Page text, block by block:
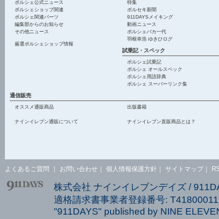
ポルシェ公式ニュース
ポルシェショップ関連
ポルシェ関連パーツ
編集部からのお知らせ
その他ニュース
厳選ポルシェショップ情報
特集
ポルセキ新聞
911DAYSメイキング
動画ニュース
ポルシェバカ一代
羽根幸浩 ゆきひログ
試乗記・スペック
ポルシェ試乗記
ポルシェ オールスペック
ポルシェ用語辞典
ポルシェ スーパーリンク集
通信販売
オススメ通販商品 出版書籍
ナインイレブン通販について ナインイレブン直販商品とは？
よくあるご質問 お問い合わせ 個人情報保護方針 サイトマップ｜
株式会社 ナインイレブンデイズ /
適格請求書事業者登録番号:
"911DAYS" published by NINE